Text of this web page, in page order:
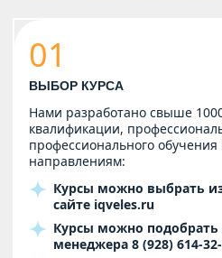
01
ВЫБОР КУРСА
Нами разработано свыше
квалификации,
профессионального
направлениям:
Курсы можно выбрать
сайте iqveles.ru
Курсы можно
менеджера 8 (928) 614-